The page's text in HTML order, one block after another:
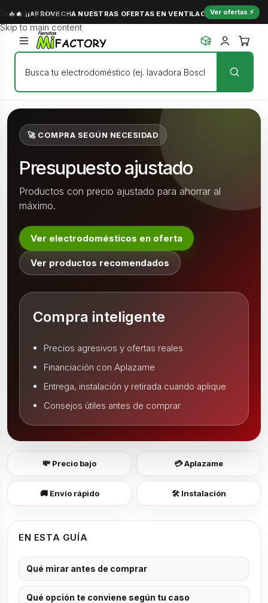
🔥🔥 ¡¡APROVECHA NUESTRAS OFERTAS EN VENTILACIÓN Y NO
Ver ofertas ⚡
Skip to navigation
Skip to main content
🚀 COMPRA SEGÚN NECESIDAD
Presupuesto ajustado
Productos con precio ajustado para ahorrar al
máximo.
Ver electrodomésticos en oferta
Ver productos recomendados
Compra inteligente
Precios agresivos y ofertas reales
Financiación con Aplazame
Entrega, instalación y retirada cuando aplique
Consejos útiles antes de comprar
💸 Precio bajo 💳 Aplazame
🚚 Envío rápido 🛠️ Instalación
EN ESTA GUÍA
Qué mirar antes de comprar
Qué opción te conviene según tu caso